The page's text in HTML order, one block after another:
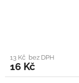
13 Kč bez DPH
16 Kč